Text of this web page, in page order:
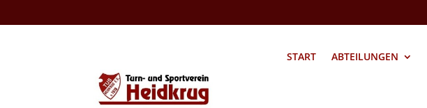
START ABTEILUNGEN